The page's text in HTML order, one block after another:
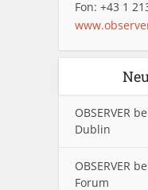
Fon: +43 1
OBSERVER
Dublin
OBSERVER
Forum